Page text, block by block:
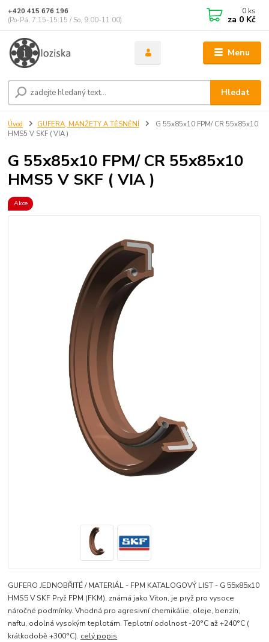
Menu
Hledat
+420 415 676 196
(Po-Pá, 7:15-15:15 / So, 9:00-11:00)
0 ks
za 0 Kč
Úvod GUFERA, MANŽETY A TĚSNĚNÍ
G 55x85x10 FPM/ CR 55x85x10
HMS5 V SKF ( VIA )
G 55x85x10 FPM/ CR 55x85x10
HMS5 V SKF ( VIA )
Akce
GUFERO JEDNOBŘITÉ / MATERIÁL - FPM KATALOGOVÝ LIST - G 55x85x10
HMS5 V SKF Pryž FPM (FKM), známá jako Viton, je pryž pro vysoce
náročné podmínky. Vhodná pro agresivní chemikálie, oleje, benzín,
naftu, odolná vysokým teplotám. Teplotní odolnost -20°C až +240°C (
krátkodobě +300°C). celý popis